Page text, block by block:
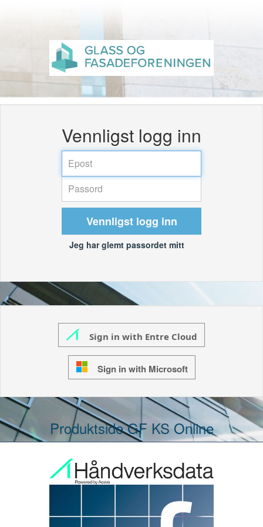
Vennligst logg inn
Vennligst logg inn
Jeg har glemt passordet mitt
Sign in with Entre Cloud
Sign in with Microsoft
Produktside GF KS Online